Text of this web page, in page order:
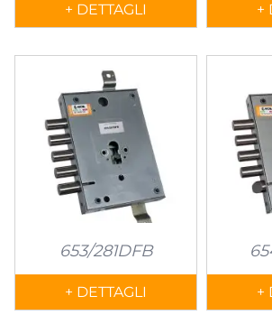
+ DETTAGLI +
653/281DFB
+ DETTAGLI +